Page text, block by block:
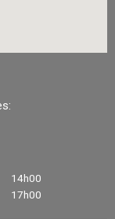
14h00
17h00